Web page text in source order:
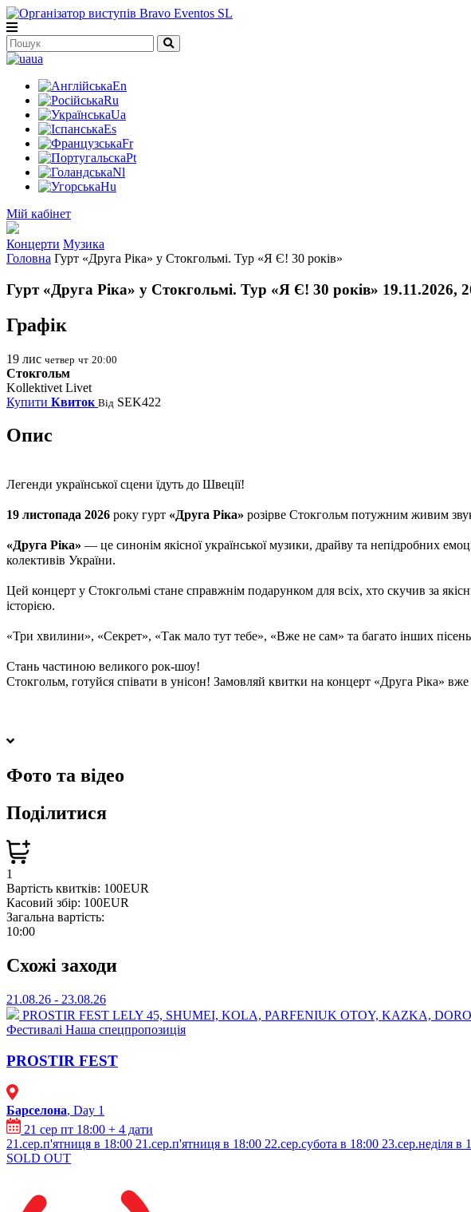
ua
En
Ru
Ua
Es
Fr
Pt
Nl
Hu
Мій кабінет
Концерти Музика
Головна Гурт «Друга Ріка» у Стокгольмі. Тур «Я Є! 30 років»
Гурт «Друга Ріка» у Стокгольмі. Тур «Я Є! 30 років» 19.11.2026,
Графік
19 лис четвер чт 20:00
Стокгольм
Kollektivet Livet
Купити Квиток Від SEK422
Опис
Легенди української сцени їдуть до Швеції!
19 листопада 2026 року гурт «Друга Ріка» розірве Стокгольм потужним живим
«Друга Ріка» — це синонім якісної української музики, драйву та непідробних
колективів України.
Цей концерт у Стокгольмі стане справжнім подарунком для всіх, хто скучив за
історією.
«Три хвилини», «Секрет», «Так мало тут тебе», «Вже не сам» та багато інших
Стань частиною великого рок-шоу!
Стокгольм, готуйся співати в унісон! Замовляй квитки на концерт «Друга Ріка» вже
Фото та відео
Поділитися
1
Вартість квитків: 100EUR
Касовий збір: 100EUR
Загальна вартість:
10:00
Схожі заходи
21.08.26 - 23.08.26
PROSTIR FEST ⁠LELY 45, ⁠SHUMEI,⁠ ⁠KOLA, ⁠⁠PARFENIUK OTOY, KAZKA,
Фестивалі Наша спецпропозиція
PROSTIR FEST
Барселона, Day 1
21 сер пт 18:00 + 4 дати
21.сер.п'ятниця в 18:00 21.сер.п'ятниця в 18:00 22.сер.субота в 18:00 23.сер.неділя в
SOLD OUT